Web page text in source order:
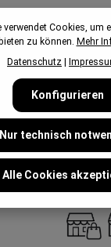
verwendet Cookies, um
zu können. Mehr
Datenschutz |
Nur technisch
Konfigurieren
Alle Cookies